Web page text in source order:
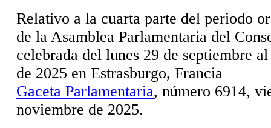
Relativo a la cuarta parte del periodo
de la Asamblea Parlamentaria del
celebrada del lunes 29 de septiembre
de 2025 en Estrasburgo, Francia
Gaceta Parlamentaria, número 6914,
noviembre de 2025.